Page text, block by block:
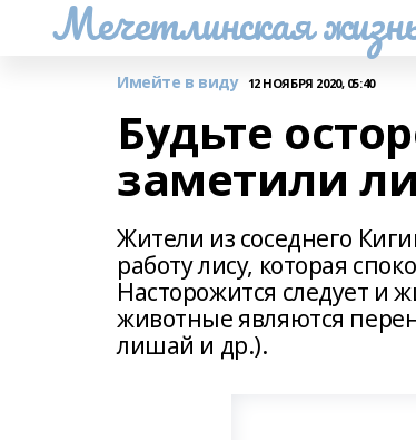
Мечетлинская
Имейте в виду 12 НОЯБРЯ 2020, 05:40
Будьте
заметили
Жители из соседнего
работу лису, которая
Насторожится следует и
животные являются
лишай и др.).